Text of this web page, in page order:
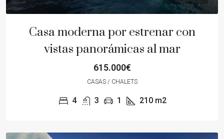
Casa moderna por estrenar con
vistas panorámicas al mar
615.000€
CASAS / CHALETS
4 3 1 210 m2